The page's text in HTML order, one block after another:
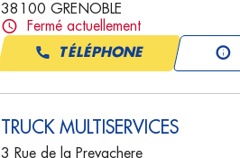
38100 GRENOBLE
Fermé actuellement
TÉLÉPHONE
TRUCK MULTISERVICES
3 Rue de la Prevachere